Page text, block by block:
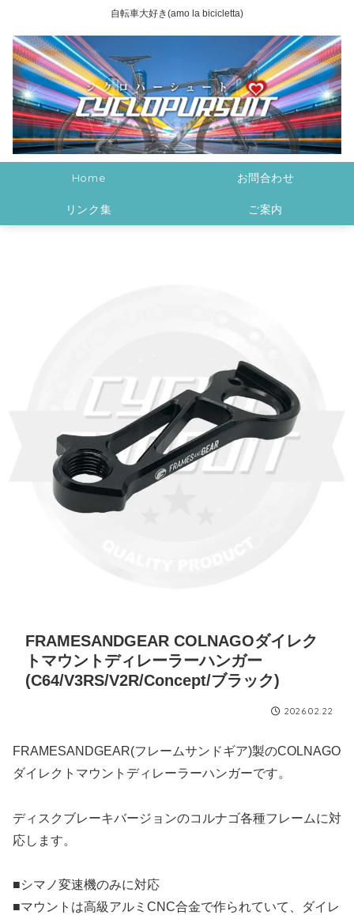
自転車大好き(amo la bicicletta)
Home お問合わせ
リンク集 ご案内
FRAMESANDGEAR COLNAGOダイレク
トマウントディレーラーハンガー
(C64/V3RS/V2R/Concept/ブラック)
2026.02.22
FRAMESANDGEAR(フレームサンドギア)製のCOLNAGO
ダイレクトマウントディレーラーハンガーです。
ディスクブレーキバージョンのコルナゴ各種フレームに対
応します。
■シマノ変速機のみに対応
■マウントは高級アルミCNC合金で作られていて、ダイレ